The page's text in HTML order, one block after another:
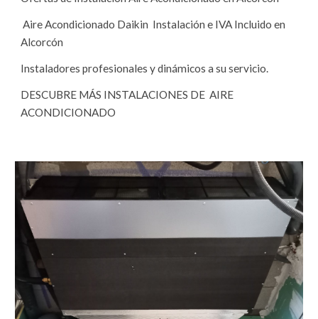
Aire Acondicionado Daikin Instalación e IVA Incluido en
Alcorcón
Instaladores profesionales y dinámicos a su servicio.
DESCUBRE MÁS INSTALACIONES DE AIRE
ACONDICIONADO